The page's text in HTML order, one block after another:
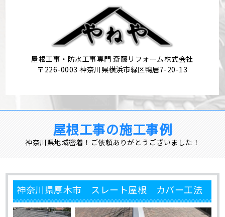
屋根工事・防水工事専門 斎藤リフォーム株式会社
〒226-0003 神奈川県横浜市緑区鴨居7-20-13
屋根工事の施工事例
神奈川県地域密着！ご依頼ありがとうございました！
神奈川県厚木市 スレート屋根 カバー工法